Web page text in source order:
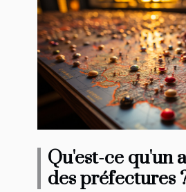
Qu'est-ce qu'un
des préfectures